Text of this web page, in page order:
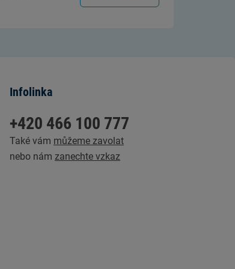
Infolinka
+420 466 100 777
Také vám můžeme zavolat
nebo nám zanechte vzkaz